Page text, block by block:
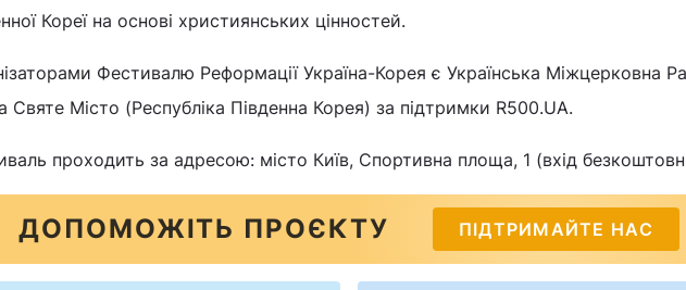
Кореї на основі християнських цінностей.
Фестивалю Реформації Україна-Корея є Українська Міжцерковна
Святе Місто (Республіка Південна Корея) за підтримки R500.UA.
проходить за адресою: місто Київ, Спортивна площа, 1 (вхід
ДОПОМОЖІТЬ ПРОЄКТУ ПІДТРИМАЙТЕ НАС